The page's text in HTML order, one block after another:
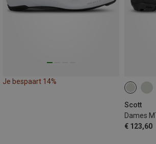
Je bespaart 14%
Scott
€ 123,60
38 41